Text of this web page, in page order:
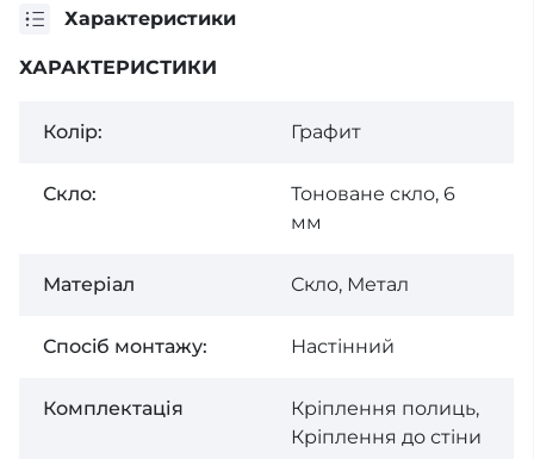
Характеристики
ХАРАКТЕРИСТИКИ
Колiр: Графит
Скло:
Тоноване скло, 6
мм
Матеріал Скло, Метал
Спосiб монтажу: Настінний
Комплектація
Кріплення полиць,
Кріплення до стіни